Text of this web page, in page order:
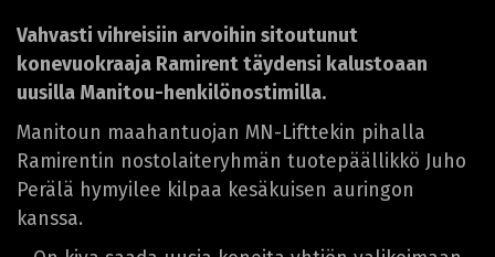
Vahvasti vihreisiin arvoihin sitoutunut
konevuokraaja Ramirent täydensi kalustoaan
uusilla Manitou-henkilönostimilla.
Manitoun maahantuojan MN-Lifttekin pihalla
Ramirentin nostolaiteryhmän tuotepäällikkö Juho
Perälä hymyilee kilpaa kesäkuisen auringon
kanssa.